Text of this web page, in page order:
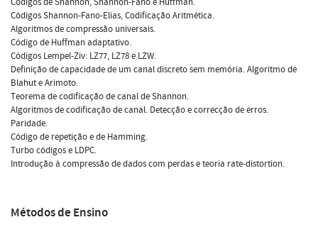
Códigos Shannon-Fano-Elias, Codificação Aritmética.
Algoritmos de compressão universais.
Código de Huffman adaptativo.
Códigos Lempel-Ziv: LZ77, LZ78 e LZW.
Definição de capacidade de um canal discreto sem memória. Algoritmo de
Blahut e Arimoto.
Teorema de codificação de canal de Shannon.
Algoritmos de codificação de canal. Detecção e correcção de erros.
Paridade.
Código de repetição e de Hamming.
Turbo códigos e LDPC.
Introdução à compressão de dados com perdas e teoria rate-distortion.
Métodos de Ensino